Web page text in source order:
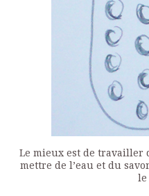
Le mieux est de travailler
mettre de l’eau et du
le